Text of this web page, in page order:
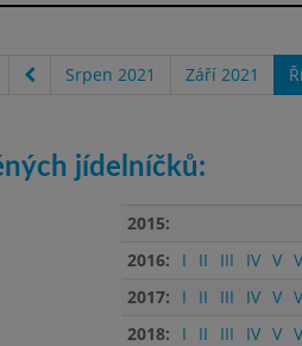
Srpen 2021 Září 2021
jídelníčků:
2015:
2016:
I II III IV V
2017:
I II III IV V
2018:
I II III IV V